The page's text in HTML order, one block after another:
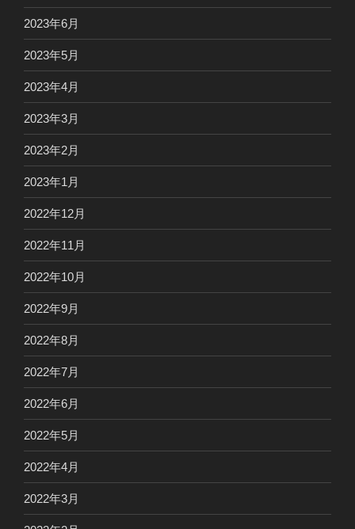
2023年6月
2023年5月
2023年4月
2023年3月
2023年2月
2023年1月
2022年12月
2022年11月
2022年10月
2022年9月
2022年8月
2022年7月
2022年6月
2022年5月
2022年4月
2022年3月